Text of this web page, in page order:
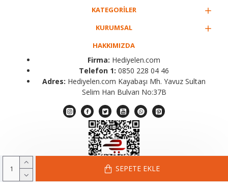
SEPETE EKLE
KATEGORİLER
KURUMSAL
HAKKIMIZDA
Firma: Hediyelen.com
Telefon 1: 0850 228 04 46
Adres: Hediyelen.com Kayabaşı Mh. Yavuz Sultan
Selim Han Bulvarı No:37B